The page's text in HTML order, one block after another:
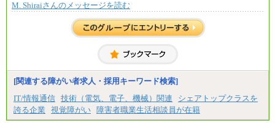
※上記に加え、所定労働時間外に勤務をした場
※試用期間中も給与に変更はございません。
＜募集各社・全職種共通＞
月給21万円以上～
※試用期間中の給与に変更はありません。
ます。
M. Shiraiさんのメッセージを読む
[関連する障がい者求人・採用キーワード検索]
IT/情報通信 技術（電気、電子、機械）関連
シェアトップクラスを
誇る企業
視覚障がい 障害者職業生活相談員が在籍